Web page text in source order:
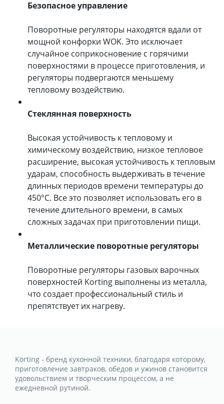
Безопасное управление
Поворотные регуляторы находятся вдали от
мощной конфорки WOK. Это исключает
случайное соприкосновение с горячими
поверхностями в процессе приготовления, и
регуляторы подвергаются меньшему
тепловому воздействию.
Стеклянная поверхность
Высокая устойчивость к тепловому и
химическому воздействию, низкое тепловое
расширение, высокая устойчивость к тепловым
ударам, способность выдерживать в течение
длинных периодов времени температуры до
450°C. Все это позволяет использовать его в
течение длительного времени, в самых
сложных задачах при приготовлении пищи.
Металлические поворотные регуляторы
Поворотные регуляторы газовых варочных
поверхностей Korting выполнены из металла,
что создает профессиональный стиль и
препятствует их нагреву.
Körting - бренд кухонной техники, благодаря которому,
приготовление завтраков, обедов и ужинов становится
удовольствием и творческим процессом, а не
ежедневной рутиной.